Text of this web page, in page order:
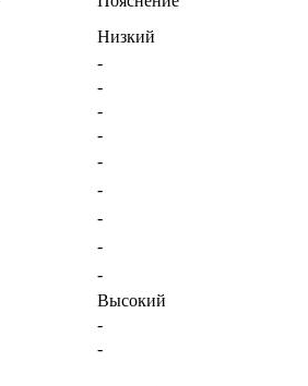
Низкий
-
-
-
-
-
-
-
-
-
Высокий
-
-